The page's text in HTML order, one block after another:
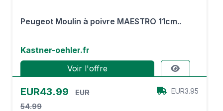
Peugeot Moulin à poivre MAESTRO 11cm..
Kastner-oehler.fr
Voir l'offre
EUR43.99
EUR
54.99
EUR3.95